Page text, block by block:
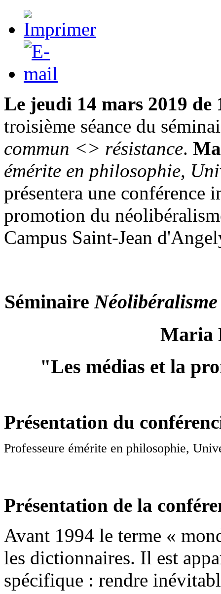
Le jeudi 14 mars 2019 de
troisième séance du
commun <> résistance.
émérite en philosophie,
présentera une conférence
promotion du
Campus Saint-Jean
Séminaire
Maria
"Les médias et la
Présentation du
Professeure émérite en philosophie,
Présentation de la
Avant 1994 le terme «
les dictionnaires. Il est
spécifique : rendre